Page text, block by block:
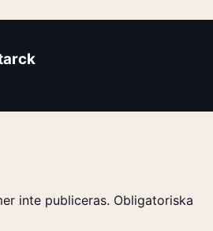
inte publiceras. Obligatoriska